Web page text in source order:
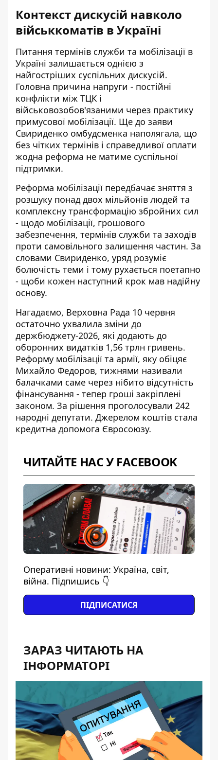
Контекст дискусій навколо
військкоматів в Україні
Питання термінів служби та мобілізації в
Україні залишається однією з
найгостріших суспільних дискусій.
Головна причина напруги - постійні
конфлікти між ТЦК і
військовозобов'язаними через практику
примусової мобілізації. Ще до заяви
Свириденко омбудсменка наполягала, що
без чітких термінів і справедливої оплати
жодна реформа не матиме суспільної
підтримки.
Реформа мобілізації передбачає зняття з
розшуку понад двох мільйонів людей та
комплексну трансформацію збройних сил
- щодо мобілізації, грошового
забезпечення, термінів служби та заходів
проти самовільного залишення частин. За
словами Свириденко, уряд розуміє
болючість теми і тому рухається поетапно
- щоби кожен наступний крок мав надійну
основу.
Нагадаємо, Верховна Рада 10 червня
остаточно ухвалила зміни до
держбюджету-2026, які додають до
оборонних видатків 1,56 трлн гривень.
Реформу мобілізації та армії, яку обіцяє
Михайло Федоров, тижнями називали
балачками саме через нібито відсутність
фінансування - тепер гроші закріплені
законом. За рішення проголосували 242
народні депутати. Джерелом коштів стала
кредитна допомога Євросоюзу.
ЧИТАЙТЕ НАС У FACEBOOK
Оперативні новини: Україна, світ,
війна. Підпишись 👇
ПІДПИСАТИСЯ
ЗАРАЗ ЧИТАЮТЬ НА
ІНФОРМАТОРІ